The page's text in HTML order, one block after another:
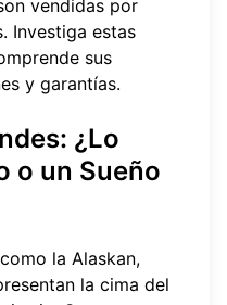
vendidas por
Investiga estas
sus
y garantías.
¿Lo
o un Sueño
como la Alaskan,
la cima del